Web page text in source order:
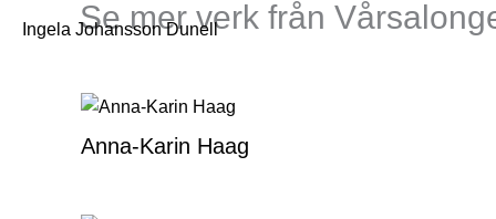
Ingela Johansson Dunell
Se mer verk från
Anna-Karin Haag